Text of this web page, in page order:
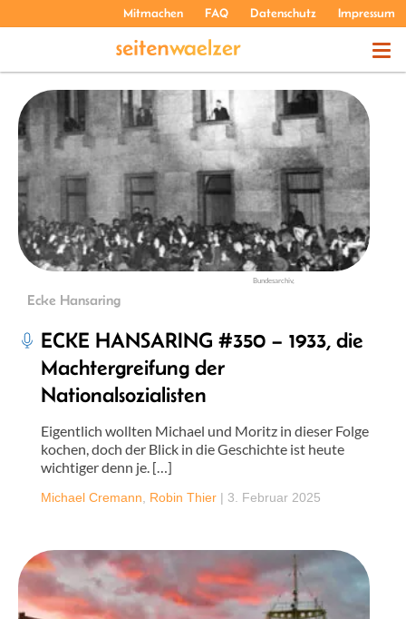
Mitmachen FAQ Datenschutz Impressum
THEMEN
PODCASTS
ÜBER UNS
Bundesarchiv,
Ecke Hansaring
ECKE HANSARING #350 – 1933, die
Machtergreifung der
Nationalsozialisten
Eigentlich wollten Michael und Moritz in dieser Folge
kochen, doch der Blick in die Geschichte ist heute
wichtiger denn je. […]
Michael Cremann Robin Thier | 3. Februar 2025